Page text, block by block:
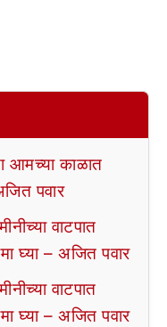
आमच्या काळात
पवार
वाटपात
घ्या – अजित पवार
वाटपात
घ्या – अजित पवार